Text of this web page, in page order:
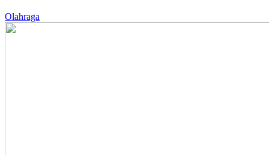
Olahraga